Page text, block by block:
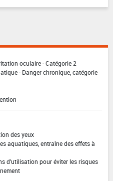
oculaire - Catégorie 2
- Danger chronique, catégorie
des yeux
aquatiques, entraîne des effets à
d'utilisation pour éviter les risques